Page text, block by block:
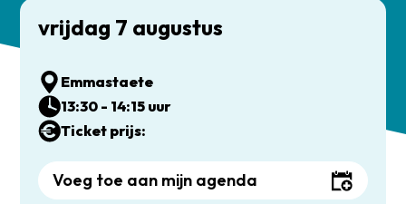
vrijdag 7 augustus
Emmastaete
13:30 - 14:15 uur
Ticket prijs:
Voeg toe aan mijn agenda